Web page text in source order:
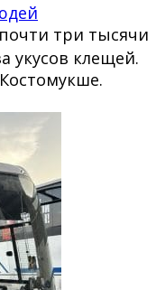
три тысячи
укусов клещей.